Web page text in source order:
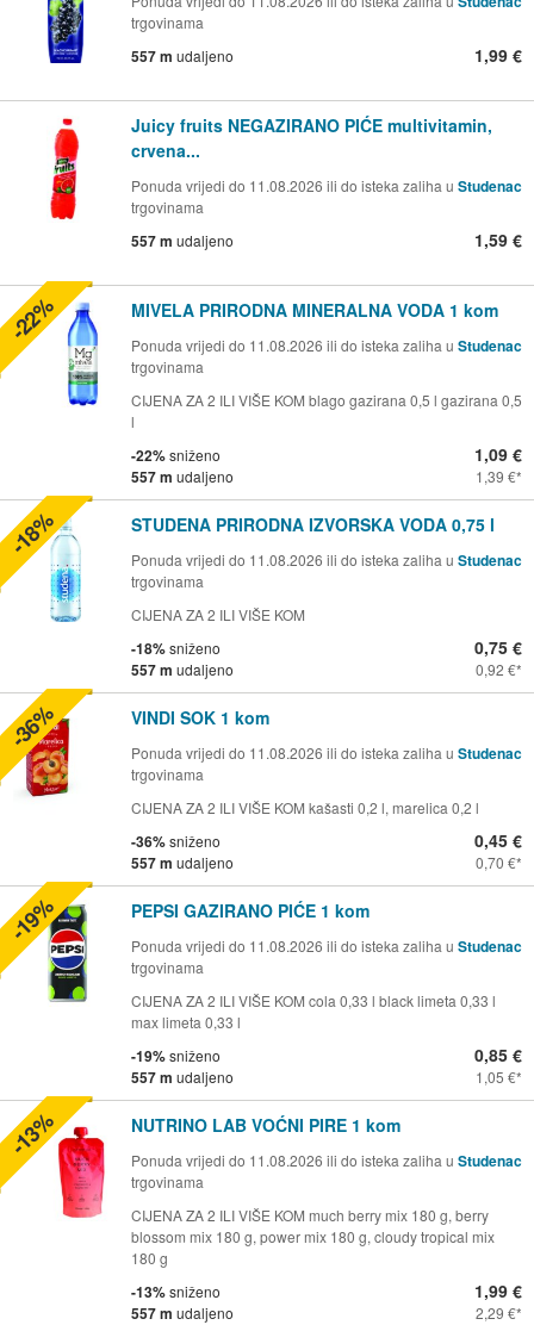
trgovinama
557 m udaljeno 1,99 €
Juicy fruits NEGAZIRANO PIĆE multivitamin,
crvena...
Ponuda vrijedi do 11.08.2026 ili do isteka zaliha u Studenac
trgovinama
557 m udaljeno 1,59 €
MIVELA PRIRODNA MINERALNA VODA 1 kom
Ponuda vrijedi do 11.08.2026 ili do isteka zaliha u Studenac
trgovinama
CIJENA ZA 2 ILI VIŠE KOM blago gazirana 0,5 l gazirana 0,5
l
-22%sniženo
557 m udaljeno
1,09 €
1,39 €
-22%
STUDENA PRIRODNA IZVORSKA VODA 0,75 l
Ponuda vrijedi do 11.08.2026 ili do isteka zaliha u Studenac
trgovinama
CIJENA ZA 2 ILI VIŠE KOM
-18%sniženo
557 m udaljeno
0,75 €
0,92 €
-18%
VINDI SOK 1 kom
Ponuda vrijedi do 11.08.2026 ili do isteka zaliha u Studenac
trgovinama
CIJENA ZA 2 ILI VIŠE KOM kašasti 0,2 l, marelica 0,2 l
-36%sniženo
557 m udaljeno
0,45 €
0,70 €
-36%
PEPSI GAZIRANO PIĆE 1 kom
Ponuda vrijedi do 11.08.2026 ili do isteka zaliha u Studenac
trgovinama
CIJENA ZA 2 ILI VIŠE KOM cola 0,33 l black limeta 0,33 l
max limeta 0,33 l
-19%sniženo
557 m udaljeno
0,85 €
1,05 €
-19%
NUTRINO LAB VOĆNI PIRE 1 kom
Ponuda vrijedi do 11.08.2026 ili do isteka zaliha u Studenac
trgovinama
CIJENA ZA 2 ILI VIŠE KOM much berry mix 180 g, berry
blossom mix 180 g, power mix 180 g, cloudy tropical mix
180 g
-13%sniženo
557 m udaljeno
1,99 €
2,29 €
-13%